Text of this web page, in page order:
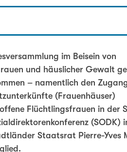
im Beisein von
und häuslicher Gewalt
– namentlich den
(Frauenhäuser)
Flüchtlingsfrauen in der
(SODK)
Staatsrat Pierre-Yves